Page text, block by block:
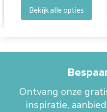
Bekijk alle opties
Ontvang onze
inspiratie,